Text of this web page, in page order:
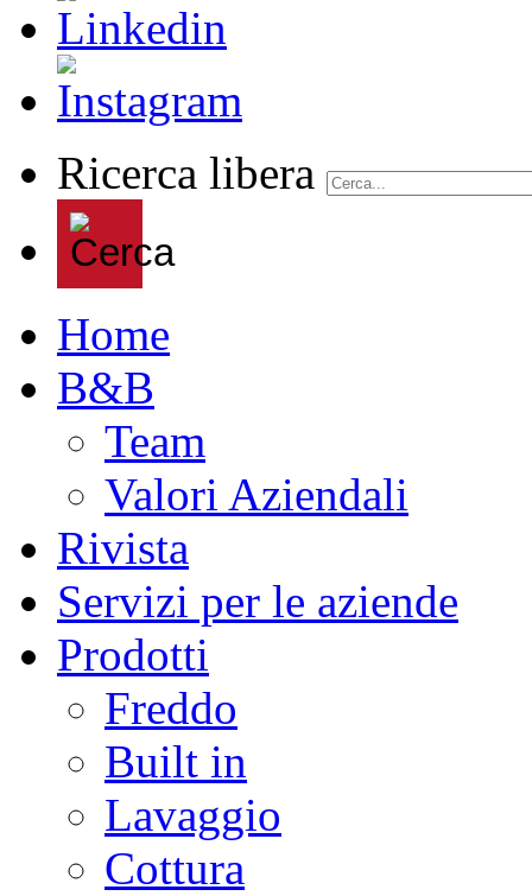
Ricerca libera
Home
B&B
Team
Valori Aziendali
Rivista
Servizi per le aziende
Prodotti
Freddo
Built in
Lavaggio
Cottura